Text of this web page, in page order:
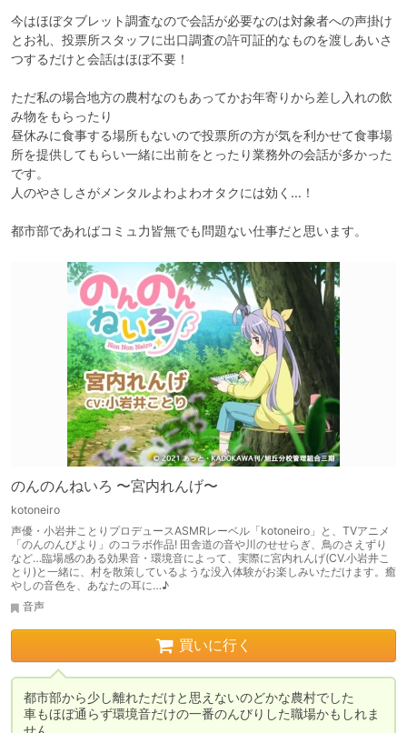
今はほぼタブレット調査なので会話が必要なのは対象者への声掛け
とお礼、投票所スタッフに出口調査の許可証的なものを渡しあいさ
つするだけと会話はほぼ不要！
ただ私の場合地方の農村なのもあってかお年寄りから差し入れの飲
み物をもらったり
昼休みに食事する場所もないので投票所の方が気を利かせて食事場
所を提供してもらい一緒に出前をとったり業務外の会話が多かった
です。
人のやさしさがメンタルよわよわオタクには効く…！
都市部であればコミュ力皆無でも問題ない仕事だと思います。
のんのんねいろ 〜宮内れんげ〜
kotoneiro
声優・小岩井ことりプロデュースASMRレーベル「kotoneiro」と、TVアニメ
「のんのんびより」のコラボ作品! 田舎道の音や川のせせらぎ、鳥のさえずり
など…臨場感のある効果音・環境音によって、実際に宮内れんげ(CV.小岩井こ
とり)と一緒に、村を散策しているような没入体験がお楽しみいただけます。癒
やしの音色を、あなたの耳に…♪
音声
買いに行く
都市部から少し離れただけと思えないのどかな農村でした
車もほぼ通らず環境音だけの一番のんびりした職場かもしれま
せん